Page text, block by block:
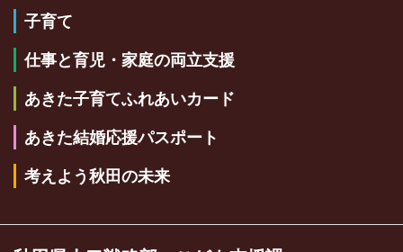
子育て
仕事と育児・家庭の両立支援
あきた子育てふれあいカード
あきた結婚応援パスポート
考えよう秋田の未来